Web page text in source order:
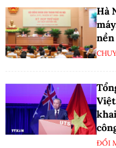
Hà
nền
ĐỔI